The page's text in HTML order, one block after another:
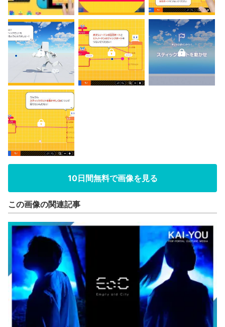
10日間無料で画像を見る
この画像の関連記事